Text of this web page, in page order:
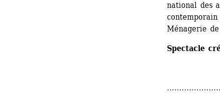
national des
Ménagerie
Spectacle